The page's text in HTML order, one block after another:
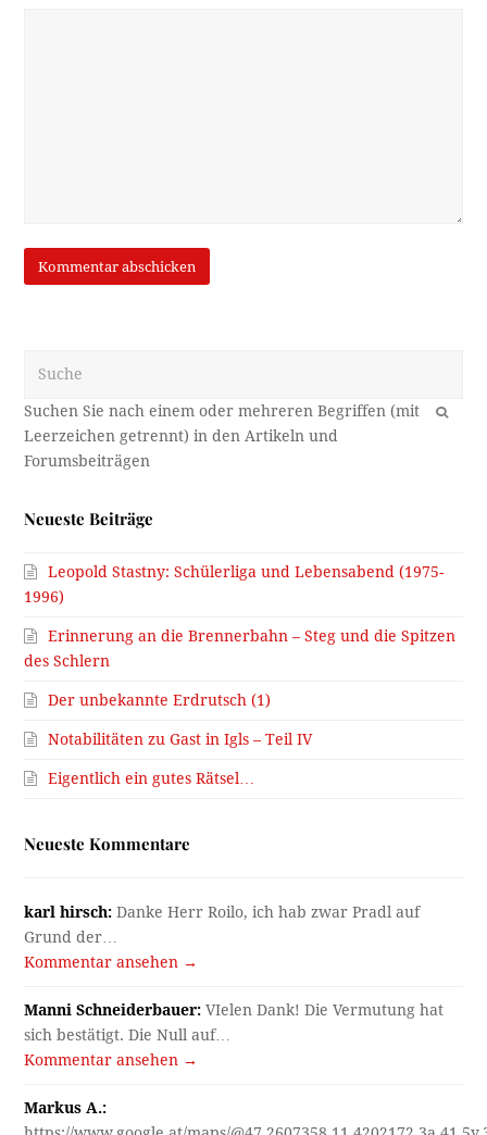
OK
Neueste Beiträge
Leopold Stastny: Schülerliga und Lebensabend (1975-
1996)
Erinnerung an die Brennerbahn – Steg und die Spitzen
des Schlern
Der unbekannte Erdrutsch (1)
Notabilitäten zu Gast in Igls – Teil IV
Eigentlich ein gutes Rätsel…
Neueste Kommentare
karl hirsch: Danke Herr Roilo, ich hab zwar Pradl auf
Grund der…
Kommentar ansehen →
Manni Schneiderbauer: VIelen Dank! Die Vermutung hat
sich bestätigt. Die Null auf…
Kommentar ansehen →
Markus A.: